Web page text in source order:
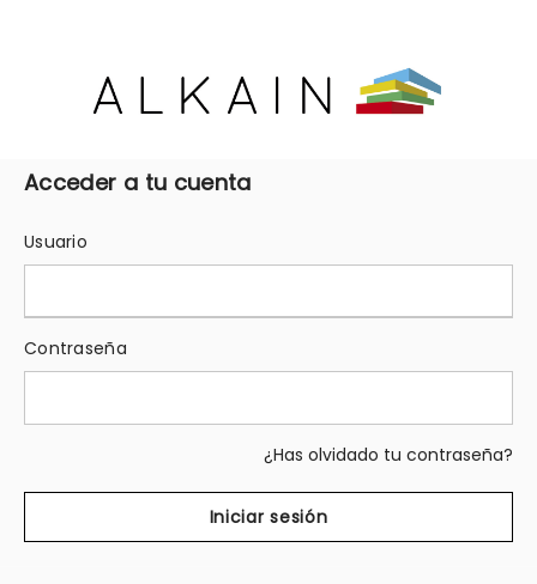
Acceder a tu cuenta
Usuario
Contraseña
¿Has olvidado tu contraseña?